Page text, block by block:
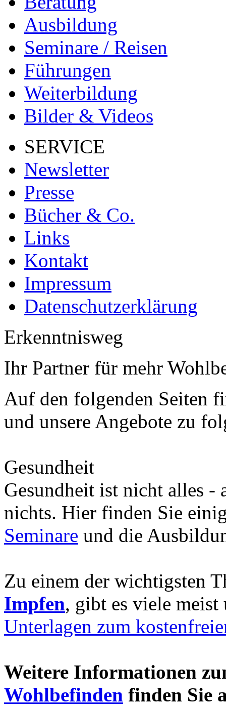
Ausbildung
Seminare / Reisen
Führungen
Weiterbildung
Bilder & Videos
SERVICE
Newsletter
Presse
Bücher & Co.
Links
Kontakt
Impressum
Datenschutzerklärung
Erkenntnisweg
Ihr Partner für mehr
Auf den folgenden Seiten
und unsere Angebote zu
Gesundheit
Gesundheit ist nicht alles -
nichts. Hier finden Sie
Seminare und die
Zu einem der wichtigsten
Impfen, gibt es viele
Unterlagen zum
Weitere Informationen
Wohlbefinden finden Sie